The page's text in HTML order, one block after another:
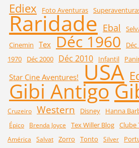
Ediex Foto Aventuras
Raridade Ebal
Cinemin Tex Déc 1960 Déc
1970
Déc 2000 Déc 2010 Infantil
Star Cine Aventures! USA
Gibi Antigo
Cruzeiro Western Disney Hanna
Épico
Brenda Joyce Tex Willer Blog Clube
América
Salvat Zorro Tonto Silver